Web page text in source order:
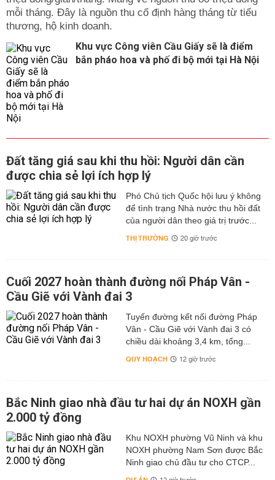
mỗi tháng. Đây là nguồn thu cố định hàng tháng từ tiểu
thương, hộ kinh doanh.
Khu vực Công viên Cầu Giấy sẽ là điểm
bắn pháo hoa và phố đi bộ mới tại Hà Nội
Đất tăng giá sau khi thu hồi: Người dân cần
được chia sẻ lợi ích hợp lý
Phó Chủ tịch Quốc hội lưu ý không
để tình trạng Nhà nước thu hồi đất
của người dân theo giá trị trước...
THỊ TRƯỜNG 20 giờ trước
Cuối 2027 hoàn thành đường nối Pháp Vân -
Cầu Giẽ với Vành đai 3
Tuyến đường kết nối đường Pháp
Vân - Cầu Giẽ với Vành đai 3 có
chiều dài khoảng 3,4 km, tổng...
QUY HOẠCH 12 giờ trước
Bắc Ninh giao nhà đầu tư hai dự án NOXH gần
2.000 tỷ đồng
Khu NOXH phường Vũ Ninh và khu
NOXH phường Nam Sơn được Bắc
Ninh giao chủ đầu tư cho CTCP...